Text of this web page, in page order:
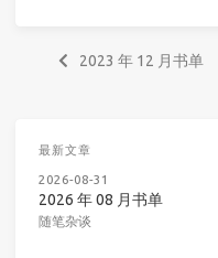
2023 年 12 月书单
最新文章
2026-08-31
2026 年 08 月书单
随笔杂谈